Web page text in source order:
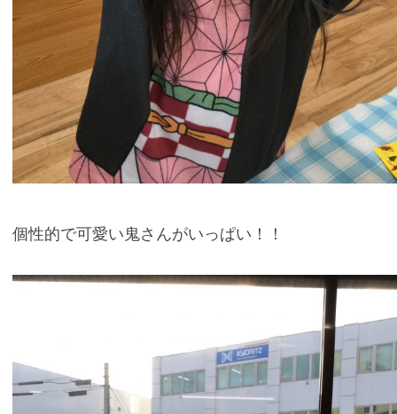
個性的で可愛い鬼さんがいっぱい！！